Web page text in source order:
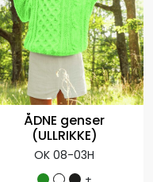
ÅDNE genser
(ULLRIKKE)
OK 08-03H